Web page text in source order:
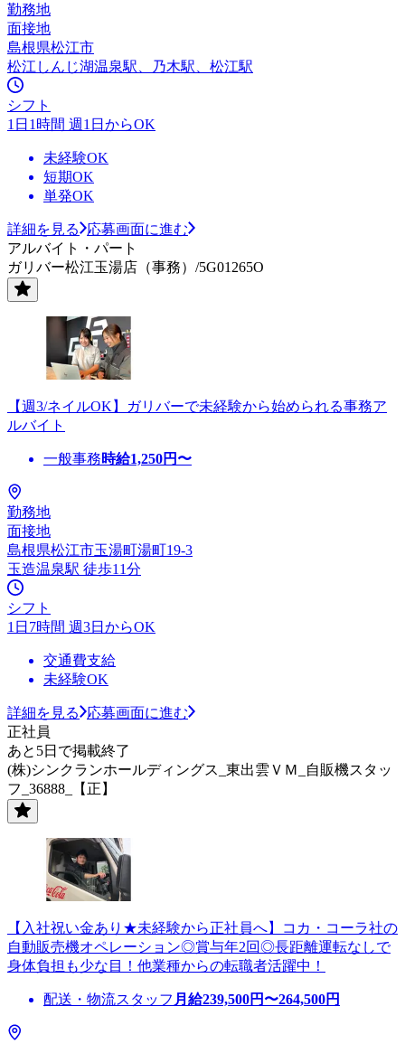
勤務地
面接地
島根県松江市
松江しんじ湖温泉駅、乃木駅、松江駅
シフト
1日1時間 週1日からOK
未経験OK
短期OK
単発OK
詳細を見る
応募画面に進む
アルバイト・パート
ガリバー松江玉湯店（事務）/5G01265O
【週3/ネイルOK】ガリバーで未経験から始められる事務ア
ルバイト
一般事務時給1,250円〜
勤務地
面接地
島根県松江市玉湯町湯町19-3
玉造温泉駅 徒歩11分
シフト
1日7時間 週3日からOK
交通費支給
未経験OK
詳細を見る
応募画面に進む
正社員
あと5日で掲載終了
(株)シンクランホールディングス_東出雲ＶＭ_自販機スタッ
フ_36888_【正】
【入社祝い金あり★未経験から正社員へ】コカ・コーラ社の
自動販売機オペレーション◎賞与年2回◎長距離運転なしで
身体負担も少な目！他業種からの転職者活躍中！
配送・物流スタッフ 月給239,500円〜264,500円